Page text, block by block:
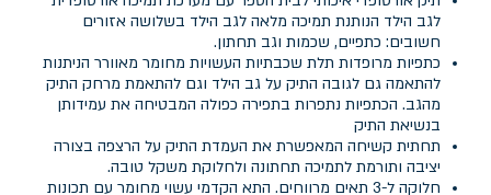
לגב הילד הנותנת תמיכה מלאה לגב הילד בשלושה אזורים
חשובים: כתפיים, שכמות וגב תחתון.
כתפיות מרופדות תלת שכבתיות העשויות מחומר מאוורר הניתנות
להתאמה גם לגובה התיק על גב הילד וגם להתאמת מרחק התיק
מהגב. הכתפיות נתפרות בתפירה כפולה המבטיחה את עמידותן
בנשיאת התיק
תחתית קשיחה המאפשרת את העמדת התיק על הרצפה בצורה
יציבה ותורמת לתמיכה תחתונה ולחלוקת משקל טובה.
חלוקה ל-3 תאים מרווחים. התא הקדמי עשוי מחומר עם תכונות